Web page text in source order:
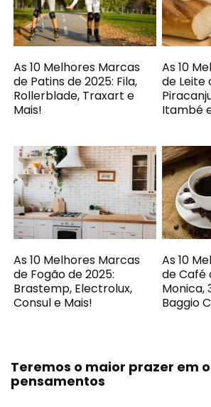
As 10 Melhores Marcas
de Patins de 2025: Fila,
Rollerblade, Traxart e
Mais!
As 10
de Leite
Itambé
As 10 Melhores Marcas
de Fogão de 2025:
Brastemp, Electrolux,
Consul e Mais!
As 10
de Café
Monica,
Baggio
Teremos o maior prazer em
pensamentos